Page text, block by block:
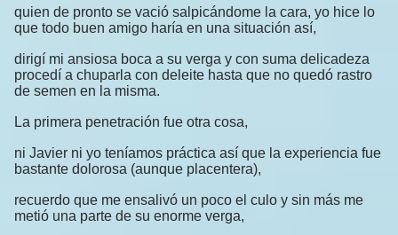
quien de pronto se vació salpicándome la cara, yo hice lo
que todo buen amigo haría en una situación así,
dirigí mi ansiosa boca a su verga y con suma delicadeza
procedí a chuparla con deleite hasta que no quedó rastro
de semen en la misma.
La primera penetración fue otra cosa,
ni Javier ni yo teníamos práctica así que la experiencia fue
bastante dolorosa (aunque placentera),
recuerdo que me ensalivó un poco el culo y sin más me
metió una parte de su enorme verga,